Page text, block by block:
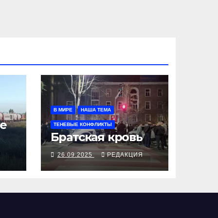
В МИРЕ НАША ТЕМА
ТЕНЕВЫЕ КОНФЛИКТЫ
Братская кровь
26.09.2025 РЕДАКЦИЯ